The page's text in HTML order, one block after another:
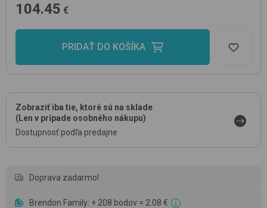
104.45 €
PRIDAŤ DO KOŠÍKA
Zobraziť iba tie, ktoré sú na sklade
(Len v prípade osobného nákupu)
Dostupnosť podľa predajne
Doprava zadarmo!
Brendon Family: + 208 bodov = 2.08 €